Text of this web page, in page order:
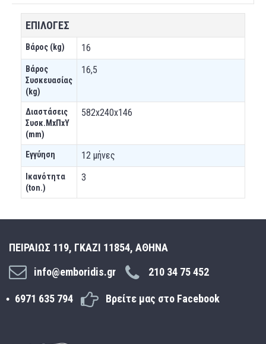
ΕΠΙΛΟΓΕΣ
Βάρος (kg) 16
Βάρος
Συσκευασίας
(kg)
16,5
Διαστάσεις
Συσκ.ΜxΠxΥ
(mm)
582x240x146
Εγγύηση 12 μήνες
Ικανότητα
(ton.)
3
ΠΕΙΡΑΙΩΣ 119, ΓΚΑΖΙ 11854, ΑΘΗΝΑ
info@emboridis.gr
210 34 75 452
6971 635 794 Βρείτε μας στο Facebook